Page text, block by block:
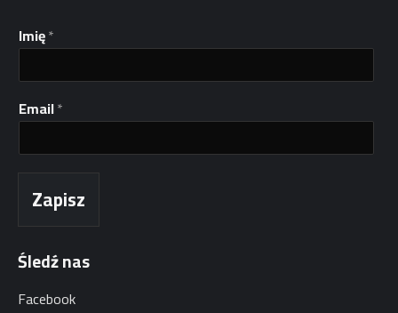
E
m
i
l
*
m
Imię*
Email*
Zapisz
Śledź nas
Facebook